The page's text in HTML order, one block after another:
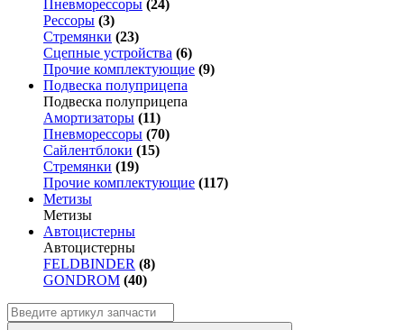
Пневморессоры (24)
Рессоры (3)
Стремянки (23)
Сцепные устройства (6)
Прочие комплектующие (9)
Подвеска полуприцепа
Подвеска полуприцепа
Амортизаторы (11)
Пневморессоры (70)
Сайлентблоки (15)
Стремянки (19)
Прочие комплектующие (117)
Метизы
Метизы
Автоцистерны
Автоцистерны
FELDBINDER (8)
GONDROM (40)